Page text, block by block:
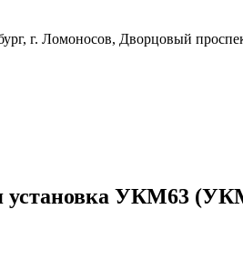
г. Ломоносов, Дворцовый
установка УКМ63